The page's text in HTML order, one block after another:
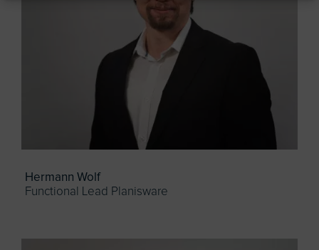
Hermann Wolf
Functional Lead Planisware